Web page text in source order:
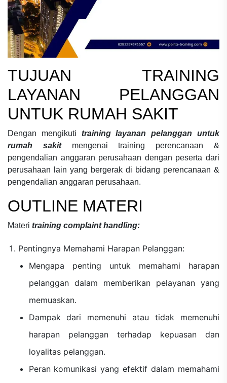
TUJUAN TRAINING
LAYANAN PELANGGAN
UNTUK RUMAH SAKIT
Dengan mengikuti training layanan pelanggan untuk
rumah sakit mengenaitraining perencanaan &
pengendalian anggaran perusahaan dengan peserta dari
perusahaan lain yang bergerak di bidang perencanaan &
pengendalian anggaran perusahaan.
OUTLINE MATERI
Materi training complaint handling:
Pentingnya Memahami Harapan Pelanggan:
Mengapa penting untuk memahami harapan
pelanggan dalam memberikan pelayanan yang
memuaskan.
Dampak dari memenuhi atau tidak memenuhi
harapan pelanggan terhadap kepuasan dan
loyalitas pelanggan.
Peran komunikasi yang efektif dalam memahami